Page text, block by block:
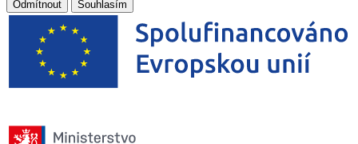
Odmítnout Souhlasím